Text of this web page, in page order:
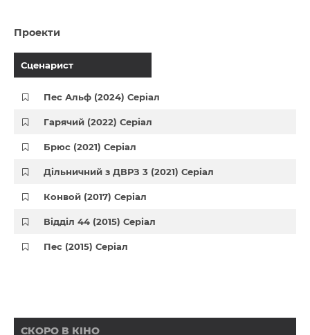
Проекти
Сценарист
Пес Альф (2024) Серіал
Гарячий (2022) Серіал
Брюс (2021) Серіал
Дільничний з ДВРЗ 3 (2021) Серіал
Конвой (2017) Серіал
Відділ 44 (2015) Серіал
Пес (2015) Серіал
СКОРО В КІНО